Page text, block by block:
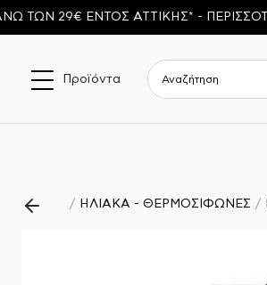
29€ ΕΝΤΟΣ ΑΤΤΙΚΗΣ* - ΠΕΡΙΣΣΟΤΕΡΑ
Προϊόντα
ΗΛΙΑΚΑ - ΘΕΡΜΟΣΙΦΩΝΕΣ